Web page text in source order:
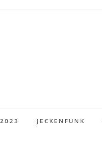
JECKENFUNK